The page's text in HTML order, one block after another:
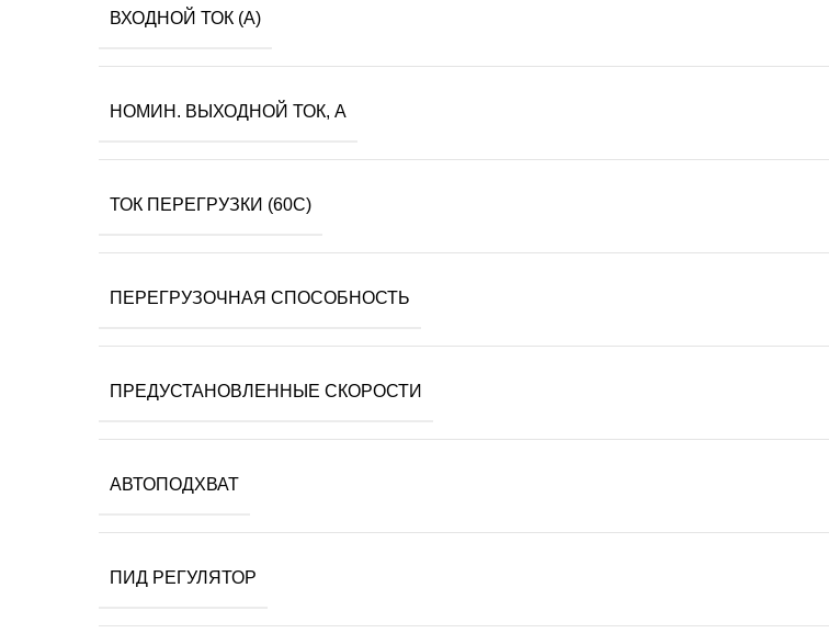
ВХОДНОЙ ТОК (А)
НОМИН. ВЫХОДНОЙ ТОК, А
ТОК ПЕРЕГРУЗКИ (60С)
ПЕРЕГРУЗОЧНАЯ СПОСОБНОСТЬ
ПРЕДУСТАНОВЛЕННЫЕ СКОРОСТИ
АВТОПОДХВАТ
ПИД РЕГУЛЯТОР